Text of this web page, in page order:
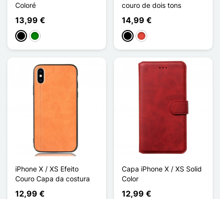
Coloré
13,99 €
PretoVerde
couro de dois tons
14,99 €
PretoVermelho
iPhone X / XS Efeito
Couro Capa da costura
12,99 €
Capa iPhone X / XS Solid
Color
12,99 €